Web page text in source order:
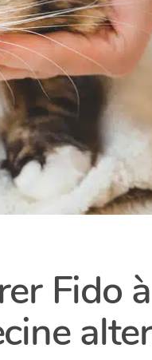
Fido